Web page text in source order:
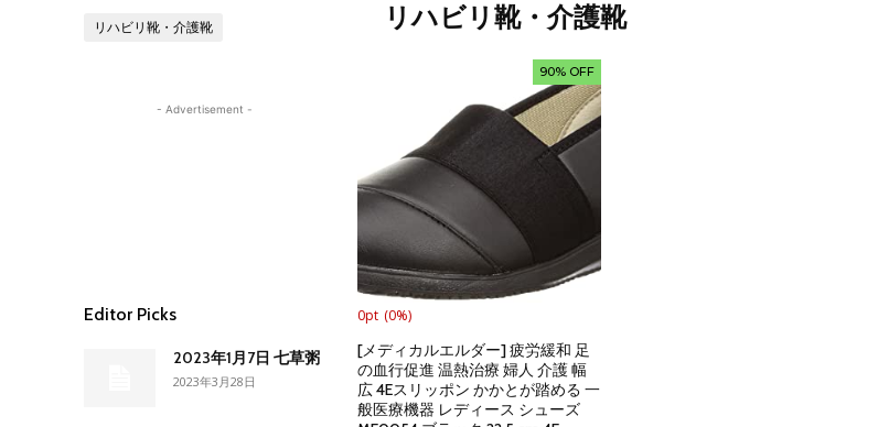
リハビリ靴・介護靴
- Advertisement -
Editor Picks
2023年1月7日 七草粥
2023年3月28日
リハビリ靴・介護靴
90% OFF
0pt (0%)
[メディカルエルダー] 疲労緩和 足
の血行促進 温熱治療 婦人 介護 幅
広 4Eスリッポン かかとが踏める 一
般医療機器 レディース シューズ